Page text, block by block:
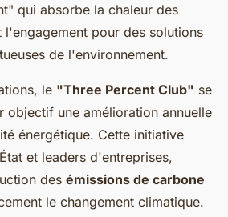
qui absorbe la chaleur des
l'engagement pour des solutions
de l'environnement.
le "Three Percent Club" se
objectif une amélioration annuelle
énergétique. Cette initiative
et leaders d'entreprises,
des émissions de carbone
le changement climatique.